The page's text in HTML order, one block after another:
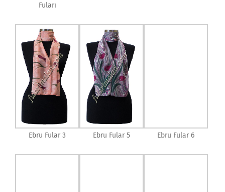
Fuları
Ebru Fular 3 Ebru Fular 5 Ebru Fular 6